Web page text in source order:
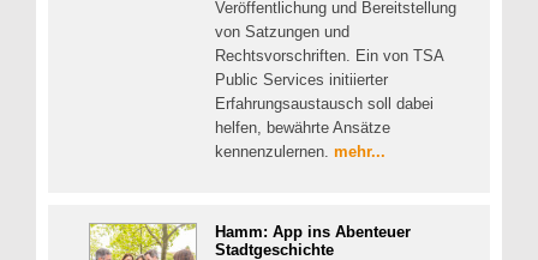
Veröffentlichung und Bereitstellung
von Satzungen und
Rechtsvorschriften. Ein von TSA
Public Services initiierter
Erfahrungsaustausch soll dabei
helfen, bewährte Ansätze
kennenzulernen. mehr...
Hamm: App ins Abenteuer
Stadtgeschichte